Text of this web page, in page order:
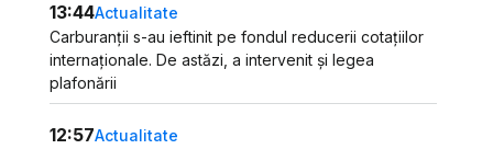
13:44Actualitate
Carburanții s-au ieftinit pe fondul reducerii cotațiilor
internaționale. De astăzi, a intervenit și legea
plafonării
12:57Actualitate